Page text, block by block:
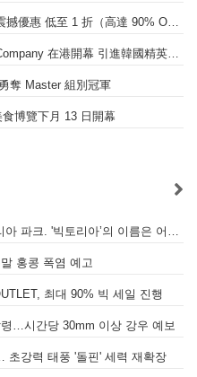
尖沙咀名牌 Outlets J.OUTLET 限時震撼優惠 低至 1 折（高達 90% OFF）
【K-芭蕾風靡世界】 JB Studio and Company 在港開幕 引進韓國精英芭蕾教育系統
奪 Master 組別冠軍
博覽下月 13 日開幕
빅토리아 하버, 빅토리아 피크, 빅토리아 파크. '빅토리아’의 이름은 어떻게 온 걸까? - [이승권 원장의 생활칼럼]
홍콩 폭염 예고
최대 90% 빅 세일 진행
…시간당 30mm 이상 강우 예보
초강력 태풍 '돌핀' 세력 재확장